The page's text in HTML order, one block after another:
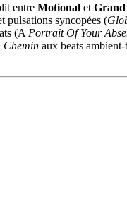
entre Motional et
pulsations syncopées (
(A Portrait Of Your
Chemin aux beats ambient-